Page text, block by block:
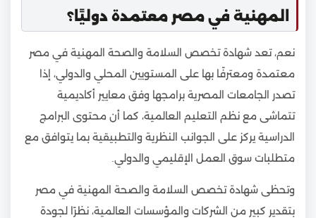
المهنية في مصر معتمدة دوليًا؟
نعم، تعد شهادة تخصص السلامة والصحة المهنية في مصر
معتمدة ومعترفًا بها على المستويين المحلي والدولي، إذا
تصدر الجامعات المصرية برامجها وفق معايير أكاديمية
تتماشى مع نظم التعليم العالمية، كما أن محتوى البرامج
الدراسية يركز على الجوانب النظرية والتطبيقية بما يتوافق مع
متطلبات سوق العمل الإقليمي والدولي.
وتحظى شهادة تخصص السلامة والصحة المهنية في مصر
بتقدير كبير من الشركات والمؤسسات العالمية، نظرًا لجودة